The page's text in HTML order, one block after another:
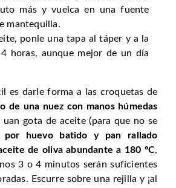
más y vuelca en una fuente
mantequilla.
ponle una tapa al táper y a la
horas, aunque mejor de un día
es darle forma a las croquetas de
de una nuez con manos húmedas
uan gota de aceite (para que no se
por huevo batido y pan rallado
de oliva abundante a 180 ºC,
3 o 4 minutos serán suficientes
Escurre sobre una rejilla y ¡al